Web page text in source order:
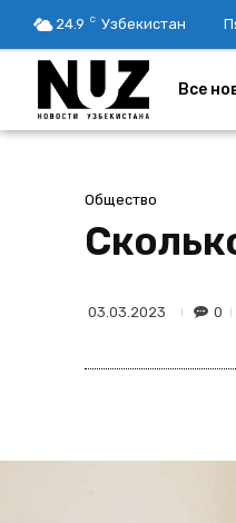
24.9 C Узбекистан
Все
Общество
03.03.2023 0